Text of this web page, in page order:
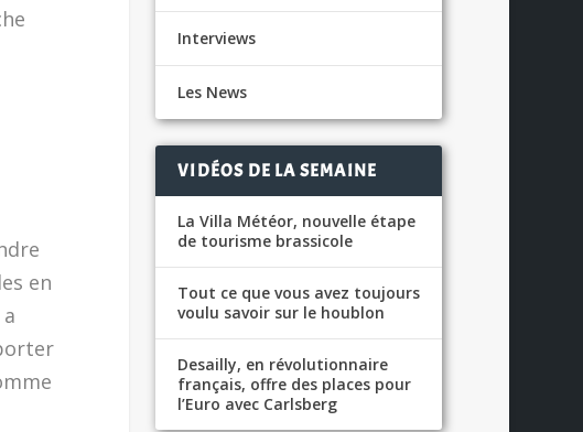
en
Interviews
Les News
VIDÉOS DE LA SEMAINE
La Villa Météor, nouvelle étape
de tourisme brassicole
Tout ce que vous avez toujours
voulu savoir sur le houblon
Desailly, en révolutionnaire
français, offre des places pour
l’Euro avec Carlsberg